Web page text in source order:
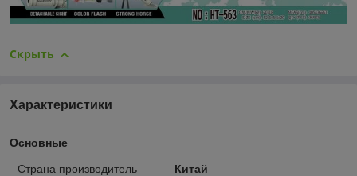
Скрыть
Характеристики
Основные
Страна производитель
Китай